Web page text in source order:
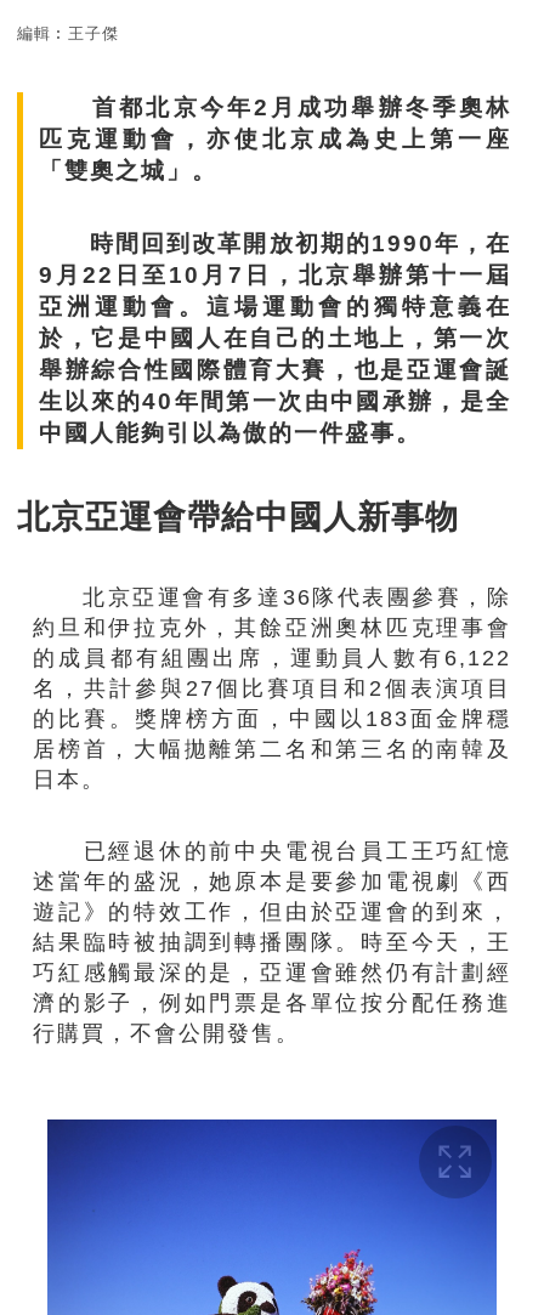
編輯︰王子傑
首都北京今年2月成功舉辦冬季奧林
匹克運動會，亦使北京成為史上第一座
「雙奧之城」。
時間回到改革開放初期的1990年，在
9月22日至10月7日，北京舉辦第十一屆
亞洲運動會。這場運動會的獨特意義在
於，它是中國人在自己的土地上，第一次
舉辦綜合性國際體育大賽，也是亞運會誕
生以來的40年間第一次由中國承辦，是全
中國人能夠引以為傲的一件盛事。
北京亞運會帶給中國人新事物
北京亞運會有多達36隊代表團參賽，除
約旦和伊拉克外，其餘亞洲奧林匹克理事會
的成員都有組團出席，運動員人數有6,122
名，共計參與27個比賽項目和2個表演項目
的比賽。獎牌榜方面，中國以183面金牌穩
居榜首，大幅拋離第二名和第三名的南韓及
日本。
已經退休的前中央電視台員工王巧紅憶
述當年的盛況，她原本是要參加電視劇《西
遊記》的特效工作，但由於亞運會的到來，
結果臨時被抽調到轉播團隊。時至今天，王
巧紅感觸最深的是，亞運會雖然仍有計劃經
濟的影子，例如門票是各單位按分配任務進
行購買，不會公開發售。